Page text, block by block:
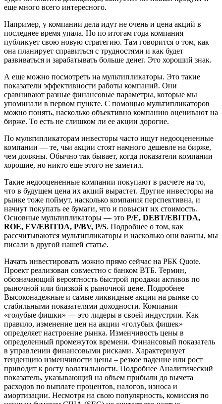
еще много всего интересного.
Например, у компании дела идут не очень и цена акций в
последнее время упала. Но по итогам года компания
публикует свою новую стратегию. Там говорится о том, как
она планирует справиться с трудностями и как будет
развиваться и зарабатывать больше денег. Это хороший знак.
А еще можно посмотреть на мультипликаторы. Это такие
показатели эффективности работы компаний. Они
сравнивают разные финансовые параметры, которые мы
упоминали в первом пункте. С помощью мультипликаторов
можно понять, насколько объективно компанию оценивают на
бирже. То есть не слишком ли ее акции дорогие.
По мультипликаторам инвесторы часто ищут недооцененные
компании — те, чьи акции стоят намного дешевле на бирже,
чем должны. Обычно так бывает, когда показатели компании
хорошие, но никто еще этого не заметил.
Такие недооцененные компании покупают в расчете на то,
что в будущем цена их акций вырастет. Другие инвесторы на
рынке тоже поймут, насколько компания перспективна, и
начнут покупать ее бумаги, что и повысит их стоимость.
Основные мультипликаторы — это P/E, DEBT/EBITDA,
ROE, EV/EBITDA, P/BV, P/S. Подробнее о том, как
рассчитываются мультипликаторы и насколько они важны, мы
писали в другой нашей статье.
Начать инвестировать можно прямо сейчас на РБК Quote.
Проект реализован совместно с банком ВТБ. Термин,
обозначающий вероятность быстрой продажи активов по
рыночной или близкой к рыночной цене. Подробнее
Высоконадежные и самые ликвидные акции на рынке со
стабильными показателями доходности. Компании —
«голубые фишки» — это лидеры в своей индустрии. Как
правило, изменение цен на акции «голубых фишек»
определяет настроение рынка. Изменчивость цены в
определенный промежуток времени. Финансовый показатель
в управлении финансовыми рисками. Характеризует
тенденцию изменчивости цены – резкое падение или рост
приводит к росту волатильности. Подробнее Аналитический
показатель, указывающий на объем прибыли до вычета
расходов по выплате процентов, налогов, износа и
амортизации. Несмотря на свою популярность, комиссия по